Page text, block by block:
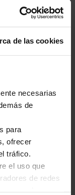
de las cookies
necesarias
de
para
ofrecer
tráfico.
el uso que
de redes
, con el
lasNuevas
de
parte de
Asia y